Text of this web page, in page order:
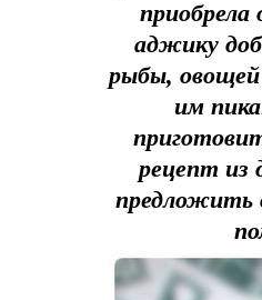
приобрела
аджику
рыбы,
им
рецепт из
предложить